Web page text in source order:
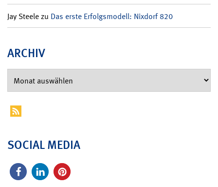
Jay Steelezu Das erste Erfolgsmodell: Nixdorf 820
ARCHIV
SOCIAL MEDIA